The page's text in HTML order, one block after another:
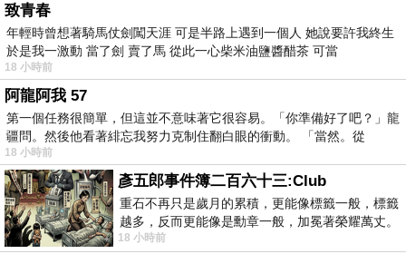
致青春
年輕時曾想著騎馬仗劍闖天涯 可是半路上遇到一個人 她說要許我終生
於是我一激動 當了劍 賣了馬 從此一心柴米油鹽醬醋茶 可當
18 小時前
阿龍阿我 57
第一個任務很簡單，但這並不意味著它很容易。「你準備好了吧？」龍
疆問。然後他看著緋忘我努力克制住翻白眼的衝動。 「當然。從
18 小時前
彥五郎事件簿二百六十三:Club
重石不再只是歲月的累積，更能像標籤一般，標籤
越多，反而更能像是勳章一般，加冕著榮耀萬丈。
習慣一如縱容，成了再難輕輕放下的罪證
18 小時前